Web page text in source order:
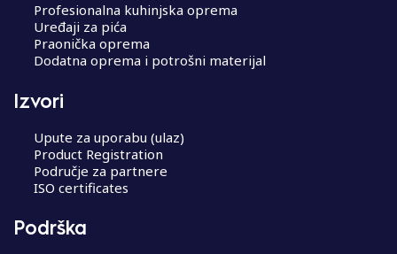
Profesionalna kuhinjska oprema
Uređaji za pića
Praonička oprema
Dodatna oprema i potrošni materijal
Izvori
Upute za uporabu (ulaz)
Product Registration
Područje za partnere
ISO certificates
Podrška